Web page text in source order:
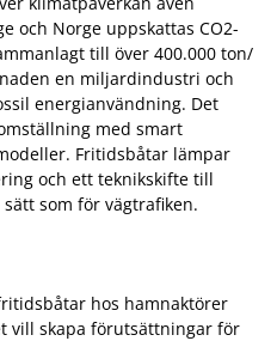
och Norge uppskattas CO2-
till över 400.000 ton/
en miljardindustri och
energianvändning. Det
med smart
Fritidsbåtar lämpar
och ett teknikskifte till
som för vägtrafiken.
hos hamnaktörer
vill skapa förutsättningar för